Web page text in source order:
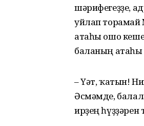
шәрифегеҙҙе,
уйлап торамай
атаһы ошо
баланың атаһы
– Үәт, ҡатын!
Әсмәмде,
ирҙең һүҙҙәрен